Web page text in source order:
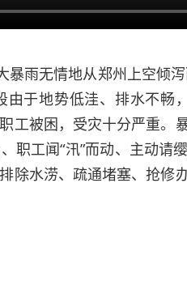
雨无情地从郑州上空倾泻
由于地势低洼、排水不畅
工被困，受灾十分严重。
职工闻“汛”而动、主动请
除水涝、疏通堵塞、抢修